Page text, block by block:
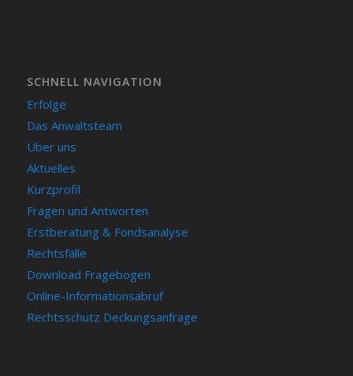
SCHNELL NAVIGATION
Erfolge
Das Anwaltsteam
Über uns
Aktuelles
Kurzprofil
Fragen und Antworten
Erstberatung & Fondsanalyse
Rechtsfälle
Download Fragebogen
Online-Informationsabruf
Rechtsschutz Deckungsanfrage